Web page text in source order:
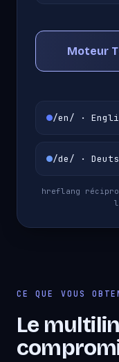
Moteur
/en/ ·
/de/ ·
hreflang
CE QUE VOUS
Le